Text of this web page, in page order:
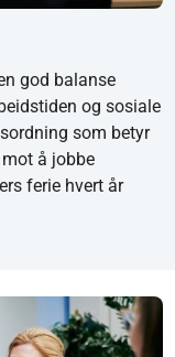
god balanse
og sosiale
som betyr
å jobbe
ferie hvert år